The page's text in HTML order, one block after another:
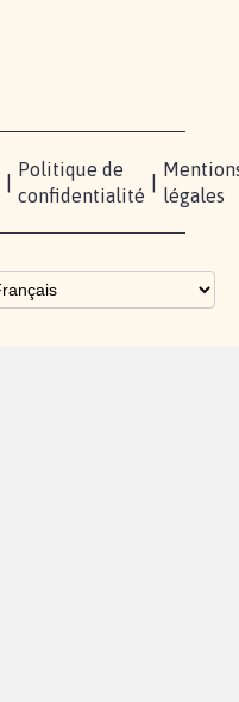
Politique de
confidentialité
légales